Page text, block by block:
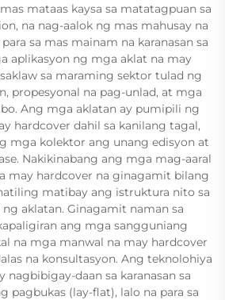
mataas kaysa sa matatagpuan sa
na nag-aalok ng mas mahusay na
sa mas mainam na karanasan sa
aplikasyon ng mga aklat na may
sa maraming sektor tulad ng
propesyonal na pag-unlad, at mga
Ang mga aklatan ay pumipili ng
hardcover dahil sa kanilang tagal,
mga kolektor ang unang edisyon at
Nakikinabang ang mga mag-aaral
may hardcover na ginagamit bilang
matibay ang istruktura nito sa
aklatan. Ginagamit naman sa
ang mga sangguniang
na mga manwal na may hardcover
na konsultasyon. Ang teknolohiya
nagbibigay-daan sa karanasan sa
pagbukas (lay-flat), lalo na para sa